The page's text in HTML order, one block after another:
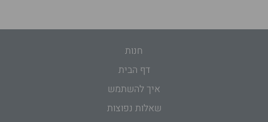
חנות
דף הבית
איך להשתמש
שאלות נפוצות